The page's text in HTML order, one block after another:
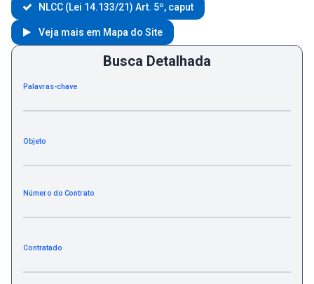
NLCC (Lei 14.133/21) Art. 5º, caput
Veja mais em Mapa do Site
Busca Detalhada
Palavras-chave
Objeto
Número do Contrato
Contratado